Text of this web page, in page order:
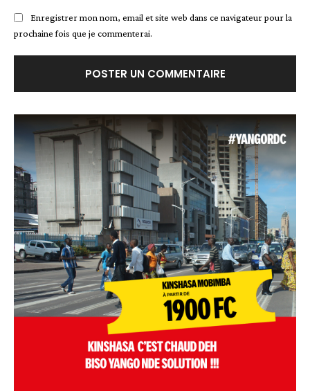
Enregistrer mon nom, email et site web dans ce navigateur pour la
prochaine fois que je commenterai.